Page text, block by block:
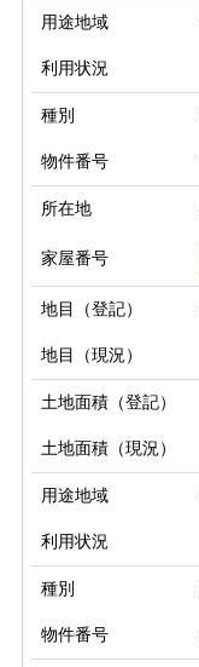
用途地域
利用状況
種別
物件番号
所在地
家屋番号
地目（登記）
地目（現況）
土地面積（登記）
土地面積（現況）
用途地域
利用状況
種別
物件番号